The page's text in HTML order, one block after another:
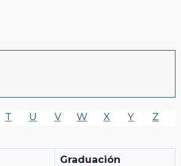
T U V W X Y Z
Graduación